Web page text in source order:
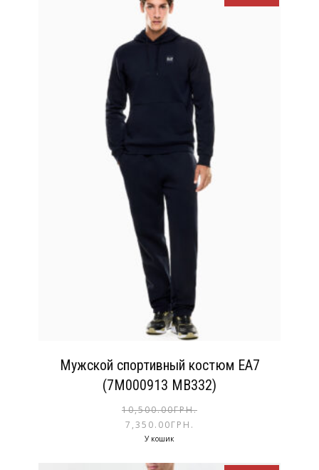
Мужской спортивный костюм EA7
(7M000913 MB332)
10,500.00ГРН.
7,350.00ГРН.
У кошик